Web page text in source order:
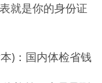
就是你的身份证
)：国内体检省钱